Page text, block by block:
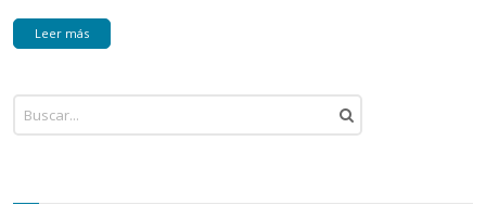
Leer más